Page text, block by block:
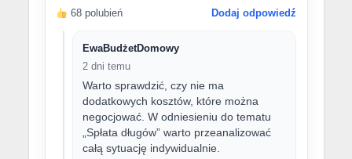
68 polubień Dodaj odpowiedź
EwaBudżetDomowy
2 dni temu
Warto sprawdzić, czy nie ma
dodatkowych kosztów, które można
negocjować. W odniesieniu do tematu
„Spłata długów” warto przeanalizować
całą sytuację indywidualnie.